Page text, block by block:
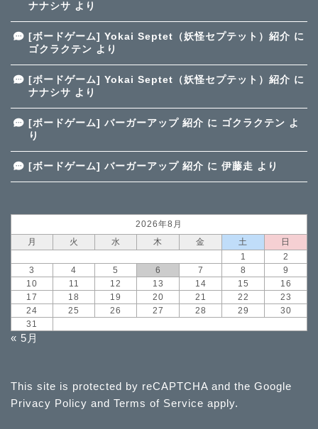
ナナシサ より
[ボードゲーム] Yokai Septet（妖怪セプテット）紹介 に
ゴクラクテン より
[ボードゲーム] Yokai Septet（妖怪セプテット）紹介 に
ナナシサ より
[ボードゲーム] バーガーアップ 紹介 に ゴクラクテン よ
り
[ボードゲーム] バーガーアップ 紹介 に 伊藤走 より
2026年8月
月
火 水 木 金 土
日
1
2
3
4 5 6 7 8
9
10
11 12 13 14 15
16
17
18 19 20 21 22
23
24
25 26 27 28 29
30
31
« 5月
This site is protected by reCAPTCHA and the Google
Privacy Policy and Terms of Service apply.